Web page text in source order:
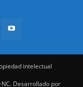
intelectual
Desarrollado por